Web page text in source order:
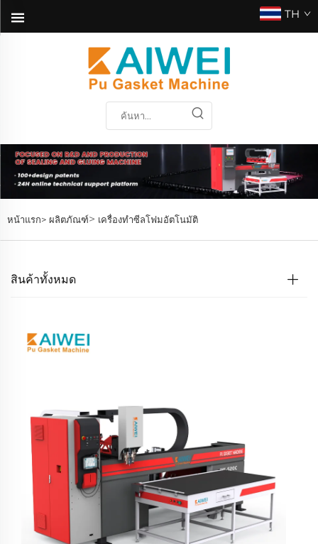
TH
หน้าแรก> ผลิตภัณฑ์> เครื่องทำซีลโฟมอัตโนมัติ
สินค้าทั้งหมด